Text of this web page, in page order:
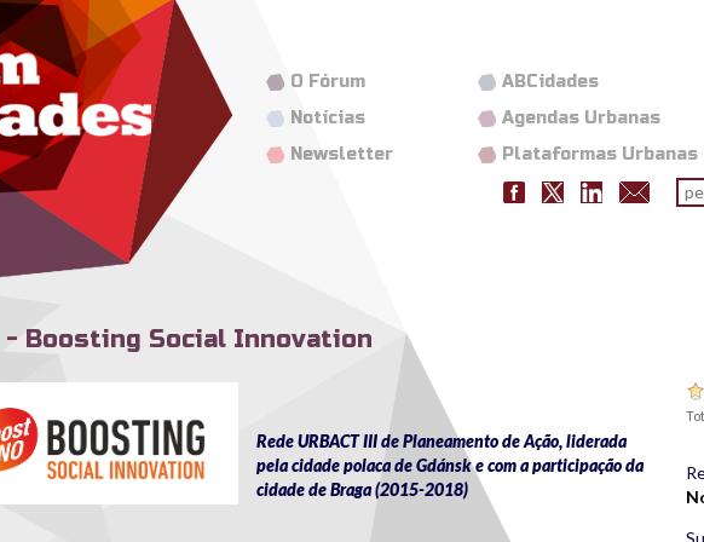
ABCidades
Agendas Urbanas
Plataformas Urbanas
O Fórum
Notícias
Newsletter
Boosting Social Innovation
Rede URBACT III de Planeamento de Ação, liderada
pela cidade polaca de Gdánsk e com a participação da
cidade de Braga (2015-2018)